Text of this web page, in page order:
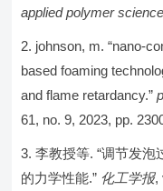
applied polymer science
johnson, m. “nano-
based foaming
and flame retardancy.”
61, no. 9, 2023, pp.
李教授等. “调节发
的力学性能.” 化工学报,